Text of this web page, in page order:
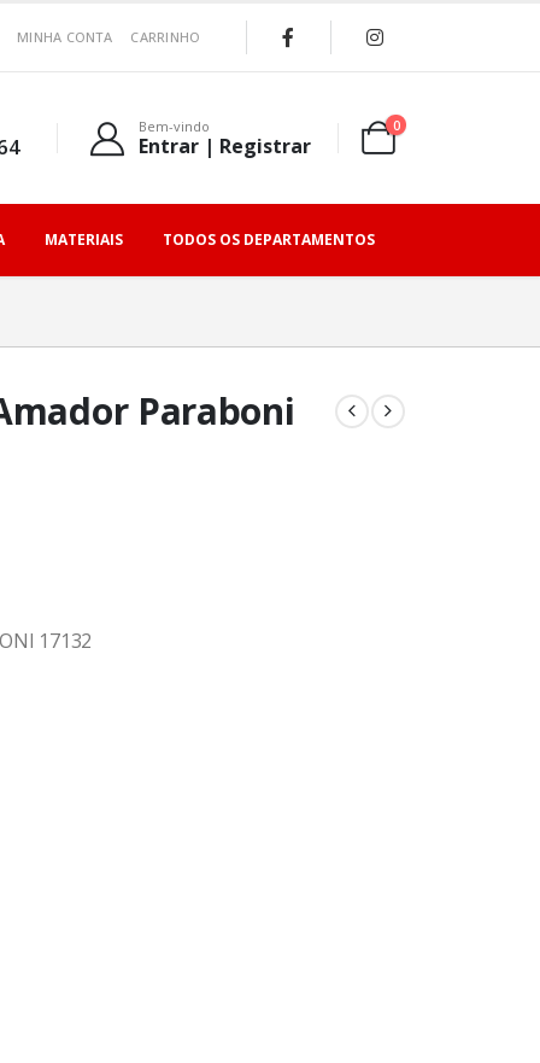
MINHA CONTA CARRINHO
Bem-vindo
Entrar | Registrar
0
MATERIAIS TODOS OS DEPARTAMENTOS
Paraboni
17132